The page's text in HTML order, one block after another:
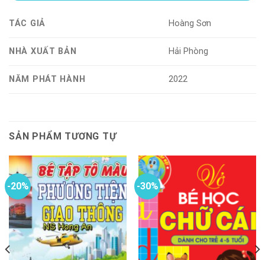
TÁC GIẢ Hoàng Sơn
NHÀ XUẤT BẢN Hải Phòng
NĂM PHÁT HÀNH 2022
SẢN PHẨM TƯƠNG TỰ
-20% -30%